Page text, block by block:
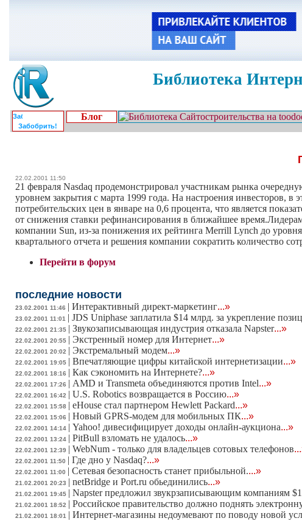
Библиотека
Забобрить!
Блог
22.02.2001 11:50
21 февраля Nasdaq продемонстрировал участникам рынка
уровнем закрытия с марта 1999 года. На настроения инвесторов,
потребительских цен в январе на 0,6 процента, что является
от снижения ставки рефинансирования в ближайшее
компании Sun, из-за понижения их рейтинга Merrill Lynch до
квартального отчета и решения компании сократить количество
Перейти в форум
последние новости
23.02.2001 11:46 | Интерактивный директ-маркетинг...»
23.02.2001 11:01 | JDS Uniphase заплатила $14 млрд. за укрепление
22.02.2001 21:35 | Звукозаписывающая индустрия отказала Napster...»
22.02.2001 20:55 | Экстренный номер для Интернет...»
22.02.2001 20:02 | Экстремальный модем...»
22.02.2001 19:05 | Впечатляющие цифры китайской интернетизации...»
22.02.2001 18:16 | Как сэкономить на Интернете?...»
22.02.2001 17:26 | AMD и Transmeta объединяются против Intel...»
22.02.2001 16:42 | U.S. Robotics возвращается в Россию...»
22.02.2001 15:58 | еHouse стал партнером Hewlett Packard...»
22.02.2001 15:06 | Новый GPRS-модем для мобильных ПК...»
22.02.2001 14:14 | Yahoo! дивесифицирует доходы онлайн-аукциона...»
22.02.2001 13:24 | PitBull взломать не удалось...»
22.02.2001 12:39 | WebNum - только для владельцев сотовых телефонов
22.02.2001 11:50 | Где дно у Nasdaq?...»
22.02.2001 11:00 | Сетевая безопасность станет прибыльной....»
21.02.2001 20:23 | netBridge и Port.ru обьединились...»
21.02.2001 19:45 | Napster предложил звукрзаписывающим компаниям
21.02.2001 18:52 | Российское правительство должно поднять
21.02.2001 18:01 | Интернет-магазины недоумевают по поводу новой